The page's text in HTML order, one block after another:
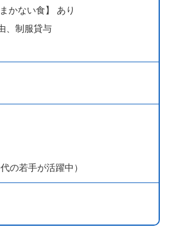
）約１ヶ月分
月額約4万円～20万円）
括店長・統括料理長候補の場合
入社1年目・入籍予定のパートナ
代・入社2年目・入社後に結婚。
入社3年目・ 育休取得して、更に
さん）
かない食】 あり
、制服貸与
の若手が活躍中）